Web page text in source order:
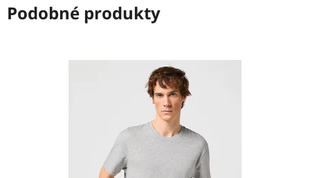
Podobné produkty